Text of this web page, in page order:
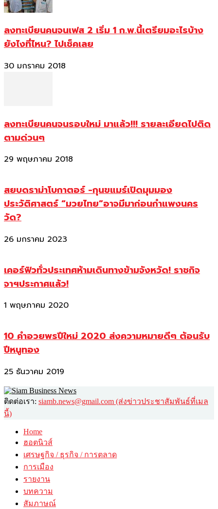
ลงทะเบียนคนจนเฟส 2 เริ่ม 1 ก.พ.นี้เตรียมอะไรบ้าง
ยังไงที่ไหน? ไปเช็คเลย
30 มกราคม 2018
ลงทะเบียนคนจนรอบใหม่ มาแล้ว!!! รายละเอียดไปติด
ตามด่วนๆ
29 พฤษภาคม 2018
สยบดราม่าโบกาตอร์ -กุนขแมร์เปิดมุมมอง
ประวัติศาสตร์ “มวยไทย”อาจมีมาก่อนกำแพงนคร
วัด?
26 มกราคม 2023
เคอร์ฟิวทั่วประเทศห้ามเดินทางข้ามจังหวัด! ราชกิจ
จาฯประกาศแล้ว!
1 พฤษภาคม 2020
10 คำอวยพรปีใหม่ 2020 ส่งความหมายดีๆ ต้อนรับ
ปีหนูทอง
25 ธันวาคม 2019
ติดต่อเรา: siamb.news@gmail.com (ส่งข่าวประชาสัมพันธ์ที่เมล
นี้)
Home
ฮอตนิวส์
เศรษฐกิจ / ธุรกิจ / การตลาด
การเมือง
รายงาน
บทความ
สัมภาษณ์